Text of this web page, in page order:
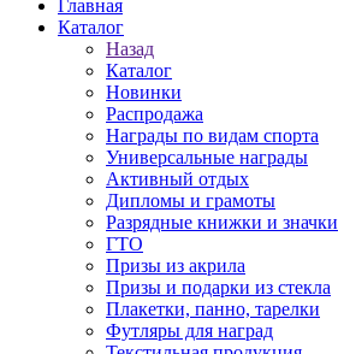
Главная
Каталог
Назад
Каталог
Новинки
Распродажа
Награды по видам спорта
Универсальные награды
Активный отдых
Дипломы и грамоты
Разрядные книжки и значки
ГТО
Призы из акрила
Призы и подарки из стекла
Плакетки, панно, тарелки
Футляры для наград